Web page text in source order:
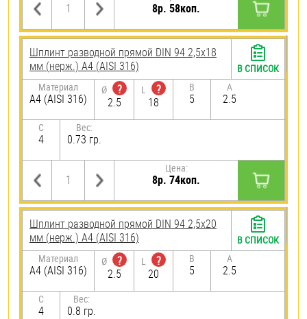
8р. 58коп.
Шплинт разводной прямой DIN 94 2,5х18
мм (нерж.) A4 (AISI 316)
Материал
A4 (AISI 316)
Ø
?
2.5
L
?
18
B
5
A
2.5
C
4
Вес:
0.73 гр.
Цена:
8р. 74коп.
В СПИСОК
Шплинт разводной прямой DIN 94 2,5х20
мм (нерж.) A4 (AISI 316)
Материал
A4 (AISI 316)
Ø
?
2.5
L
?
20
B
5
A
2.5
C
4
Вес:
0.8 гр.
В СПИСОК